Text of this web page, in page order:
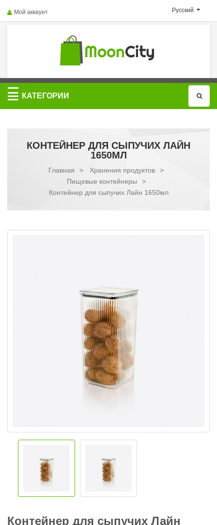
Русский
Мой аккаунт
Категории
КАТЕГОРИИ
КОНТЕЙНЕР ДЛЯ СЫПУЧИХ ЛАЙН
1650МЛ
Главная > Хранения продуктов
>
Пищевые контейнеры
>
Контейнер для сыпучих Лайн 1650мл
Контейнер для сыпучих Лайн